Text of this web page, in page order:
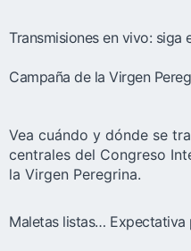
Transmisiones en vivo: siga
Campaña de la Virgen
Vea cuándo y dónde se
centrales del Congreso
la Virgen Peregrina.
Maletas listas… Expectativa